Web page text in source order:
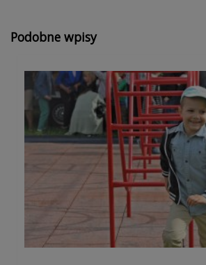
Podobne wpisy